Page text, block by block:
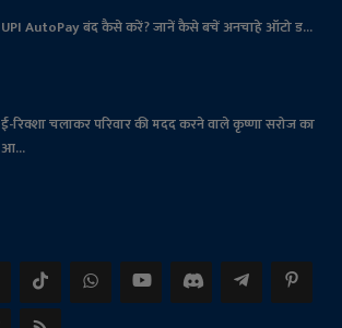
UPI AutoPay बंद कैसे करें? जानें कैसे बचें अनचाहे ऑटो ड...
ई-रिक्शा चलाकर परिवार की मदद करने वाले कृष्णा सरोज का
आ...